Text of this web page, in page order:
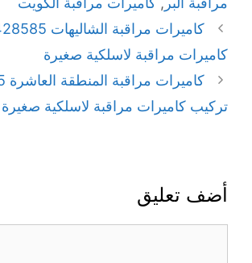
كاميرات مراقبة لاسلكية صغيرة
تركيب كاميرات مراقبة لاسلكية صغيرة
أضف تعليق